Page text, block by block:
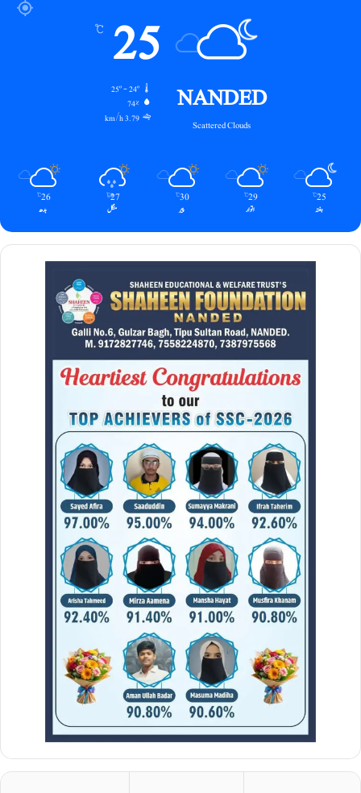
NANDED
Scattered Clouds
25
℃
25º - 24º
74%
3.79 km/h
25
℃
ہفتہ
29
℃
اتوار
30
℃
پیر
27
℃
منگل
26
℃
بدھ